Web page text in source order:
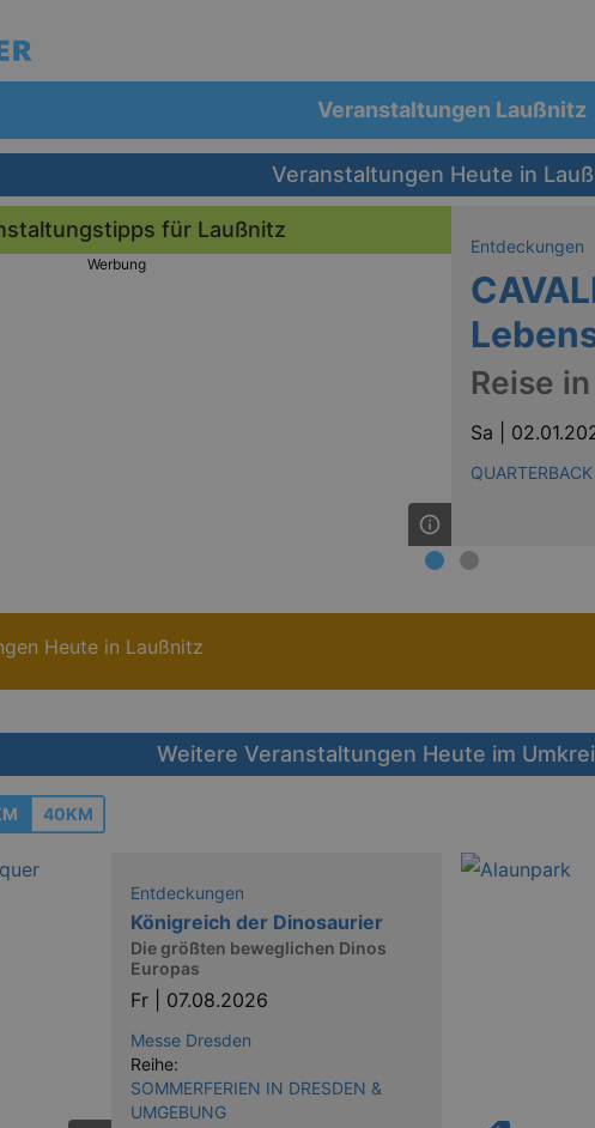
Veranstaltungen Laußnitz
Veranstaltungen Heute in
für Laußnitz
Werbung
Entdeckungen
Reise
Sa |
Heute in Laußnitz
Weitere Veranstaltungen Heute im
40KM
Entdeckungen
Königreich der Dinosaurier
Die größten beweglichen Dinos
Europas
Fr | 07.08.2026
Messe Dresden
Reihe:
SOMMERFERIEN IN DRESDEN &
UMGEBUNG